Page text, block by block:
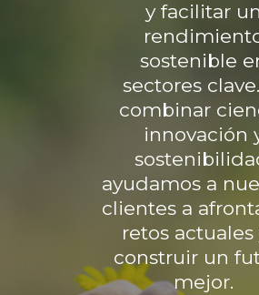
y facilitar un
sostenible
sectores
combinar
innovación
ayudamos a
clientes a
retos actuales
construir un
mejor.